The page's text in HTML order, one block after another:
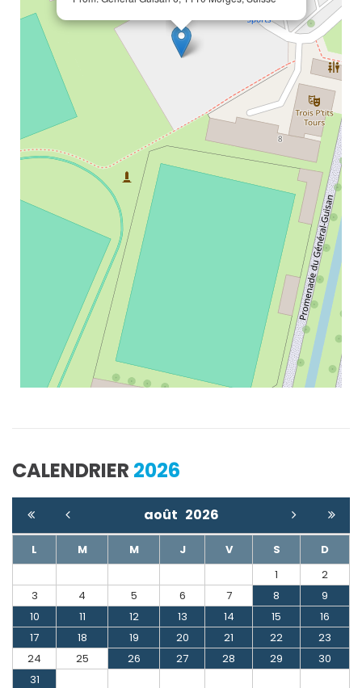
CALENDRIER 2026
août 2026
L M M J V S
D
1
2
3
4 5 6 7 8
9
10
11 12 13 14 15
16
17
18 19 20 21 22
23
24
25 26 27 28 29
30
31